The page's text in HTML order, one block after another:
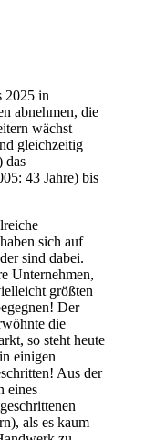
2025 in
abnehmen, die
wächst
gleichzeitig
das
43 Jahre) bis
sich auf
sind dabei.
Unternehmen,
größten
Der
die
so steht heute
einigen
Aus der
eines
als es kaum